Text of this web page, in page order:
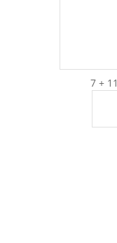
7 + 11